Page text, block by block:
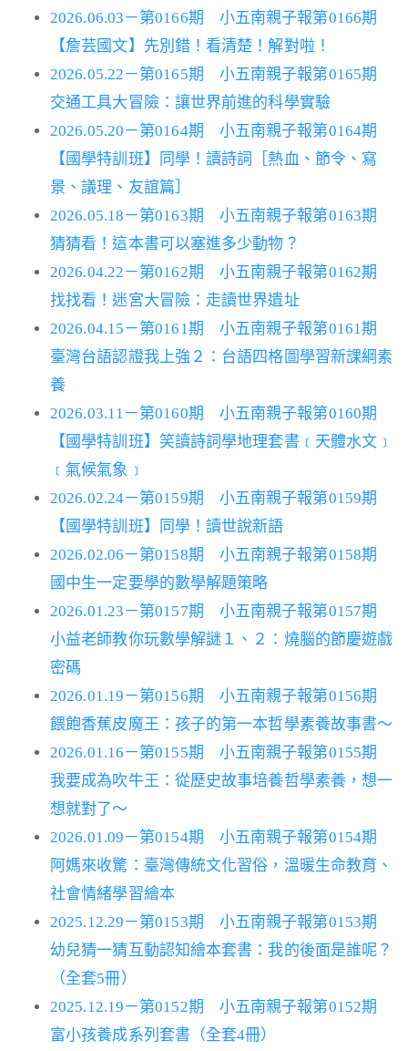
2026.06.03－第0166期 小五南親子報第0166期
【詹芸國文】先別錯！看清楚！解對啦！
2026.05.22－第0165期 小五南親子報第0165期
交通工具大冒險：讓世界前進的科學實驗
2026.05.20－第0164期 小五南親子報第0164期
【國學特訓班】同學！讀詩詞［熱血、節令、寫
景、議理、友誼篇］
2026.05.18－第0163期 小五南親子報第0163期
猜猜看！這本書可以塞進多少動物？
2026.04.22－第0162期 小五南親子報第0162期
找找看！迷宮大冒險：走讀世界遺址
2026.04.15－第0161期 小五南親子報第0161期
臺灣台語認證我上強２：台語四格圖學習新課綱素
養
2026.03.11－第0160期 小五南親子報第0160期
【國學特訓班】笑讀詩詞學地理套書﹝天體水文﹞
﹝氣候氣象﹞
2026.02.24－第0159期 小五南親子報第0159期
【國學特訓班】同學！讀世說新語
2026.02.06－第0158期 小五南親子報第0158期
國中生一定要學的數學解題策略
2026.01.23－第0157期 小五南親子報第0157期
小益老師教你玩數學解謎１、２：燒腦的節慶遊戲
密碼
2026.01.19－第0156期 小五南親子報第0156期
餵飽香蕉皮魔王：孩子的第一本哲學素養故事書～
2026.01.16－第0155期 小五南親子報第0155期
我要成為吹牛王：從歷史故事培養哲學素養，想一
想就對了～
2026.01.09－第0154期 小五南親子報第0154期
阿媽來收驚：臺灣傳統文化習俗，溫暖生命教育、
社會情緒學習繪本
2025.12.29－第0153期 小五南親子報第0153期
幼兒猜一猜互動認知繪本套書：我的後面是誰呢？
（全套5冊）
2025.12.19－第0152期 小五南親子報第0152期
富小孩養成系列套書（全套4冊）